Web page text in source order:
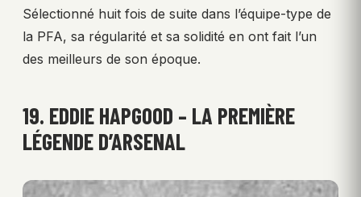
Sélectionné huit fois de suite dans l’équipe-type de
la PFA, sa régularité et sa solidité en ont fait l’un
des meilleurs de son époque.
19. EDDIE HAPGOOD – LA PREMIÈRE
LÉGENDE D’ARSENAL